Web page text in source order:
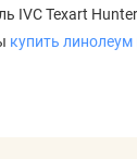
Texart Hunter
купить